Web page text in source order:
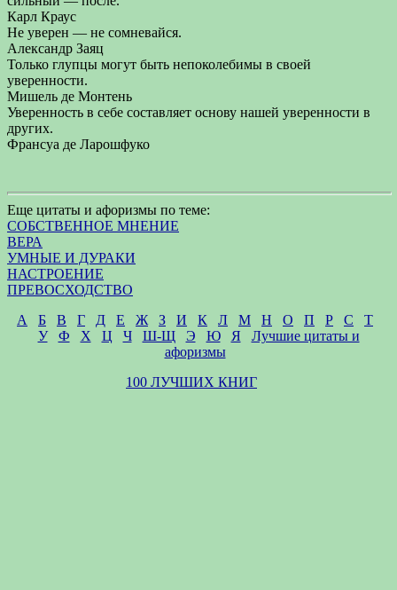
Карл Краус
Не уверен — не сомневайся.
Александр Заяц
Только глупцы могут быть непоколебимы в своей
уверенности.
Мишель де Монтень
Уверенность в себе составляет основу нашей уверенности в
других.
Франсуа де Ларошфуко
Еще цитаты и афоризмы по теме:
СОБСТВЕННОЕ МНЕНИЕ
ВЕРА
УМНЫЕ И ДУРАКИ
НАСТРОЕНИЕ
ПРЕВОСХОДСТВО
А
Б В Г Д Е Ж З И К Л М Н О П Р С
Т
У
Ф Х Ц Ч Ш-Щ Э Ю Я
Лучшие цитаты и
афоризмы
100 ЛУЧШИХ КНИГ